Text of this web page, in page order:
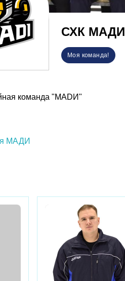
СХК МАДИ
Моя команда!
команда "MADИ"
МАДИ